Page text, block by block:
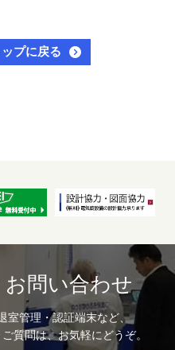
プに戻る
お問い合わせ
室管理・認証端末など、
質問は、お気軽にどうぞ。